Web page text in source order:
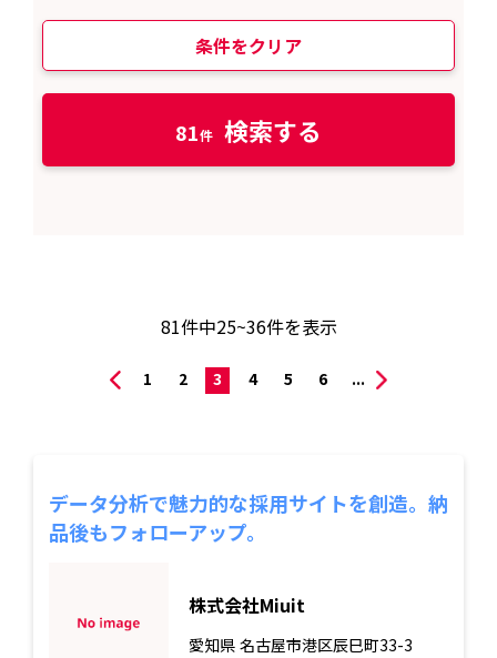
条件をクリア
81 検索する
81件中25~36件を表示
1 2 3 4 5 6 ...
データ分析で魅力的な採用サイトを創造。納
品後もフォローアップ。
株式会社Miuit
愛知県 名古屋市港区辰巳町33-3